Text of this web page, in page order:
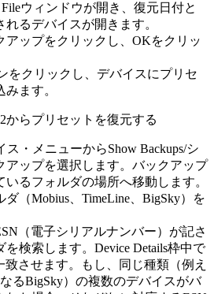
Fileウィンドウが開き、復元日付と
れるデバイスが開きます。
アップをクリックし、OKをクリッ
をクリックし、デバイスにプリセ
ます。
からプリセットを復元する
ス・メニューからShow Backups/シ
アップを選択します。バックアップ
いるフォルダの場所へ移動します。
ダ（Mobius、TimeLine、BigSky）を
（電子シリアルナンバー）が記さ
を検索します。Device Details枠中で
致させます。もし、同じ種類（例え
るBigSky）の複数のデバイスがバ